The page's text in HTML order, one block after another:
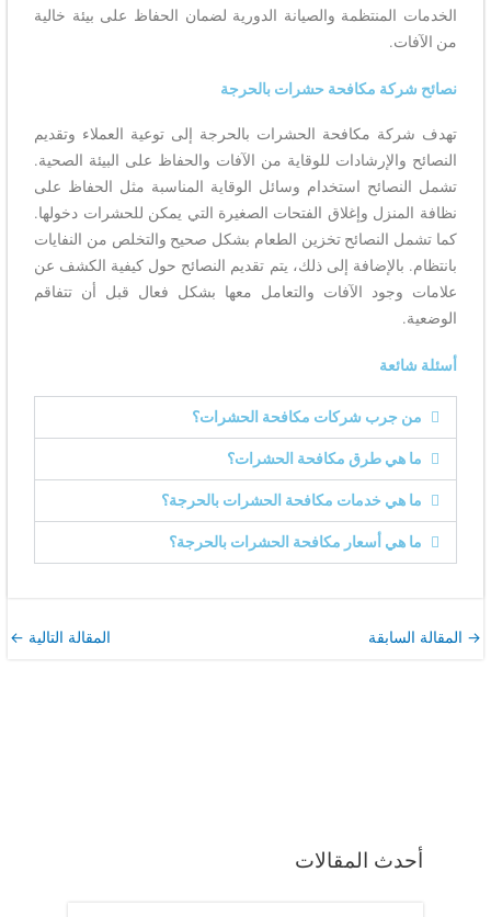
أحدث المقالات
الخدمات المنتظمة والصيانة الدورية لضمان الحفاظ على بيئة خالية
من الآفات.
نصائح شركة مكافحة حشرات بالحرجة
تهدف شركة مكافحة الحشرات بالحرجة إلى توعية العملاء وتقديم
النصائح والإرشادات للوقاية من الآفات والحفاظ على البيئة الصحية.
تشمل النصائح استخدام وسائل الوقاية المناسبة مثل الحفاظ على
نظافة المنزل وإغلاق الفتحات الصغيرة التي يمكن للحشرات دخولها.
كما تشمل النصائح تخزين الطعام بشكل صحيح والتخلص من النفايات
بانتظام. بالإضافة إلى ذلك، يتم تقديم النصائح حول كيفية الكشف عن
علامات وجود الآفات والتعامل معها بشكل فعال قبل أن تتفاقم
الوضعية.
أسئلة شائعة
من جرب شركات مكافحة الحشرات؟
ما هي طرق مكافحة الحشرات؟
ما هي خدمات مكافحة الحشرات بالحرجة؟
ما هي أسعار مكافحة الحشرات بالحرجة؟
→ المقالة السابقة المقالة التالية ←